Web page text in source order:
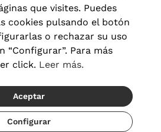
del 21/08 al 23/08
privacidad Términos y condiciones
|Configuración de cookies
© 2026 Visionlab España
que visites. Puedes
cookies pulsando el botón
o rechazar su uso
“Configurar”. Para más
click. Leer más.
Aceptar
Configurar